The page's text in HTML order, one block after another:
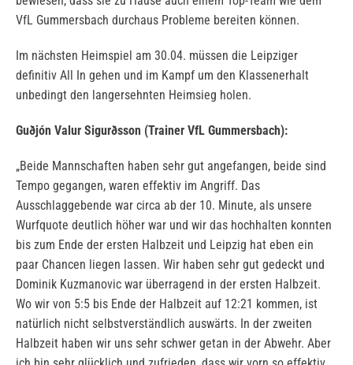
VfL Gummersbach durchaus Probleme bereiten können.
Im nächsten Heimspiel am 30.04. müssen die Leipziger
definitiv All In gehen und im Kampf um den Klassenerhalt
unbedingt den langersehnten Heimsieg holen.
Guðjón Valur Sigurðsson (Trainer VfL Gummersbach):
„Beide Mannschaften haben sehr gut angefangen, beide sind
Tempo gegangen, waren effektiv im Angriff. Das
Ausschlaggebende war circa ab der 10. Minute, als unsere
Wurfquote deutlich höher war und wir das hochhalten konnten
bis zum Ende der ersten Halbzeit und Leipzig hat eben ein
paar Chancen liegen lassen. Wir haben sehr gut gedeckt und
Dominik Kuzmanovic war überragend in der ersten Halbzeit.
Wo wir von 5:5 bis Ende der Halbzeit auf 12:21 kommen, ist
natürlich nicht selbstverständlich auswärts. In der zweiten
Halbzeit haben wir uns sehr schwer getan in der Abwehr. Aber